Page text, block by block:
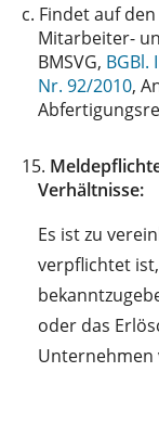
c. Findet auf
Mitarbeiter-
BMSVG, BGBl.
Nr. 92/2010,
15.
Verhältnisse:
Es ist zu
verpflichtet
oder das
Unternehmen